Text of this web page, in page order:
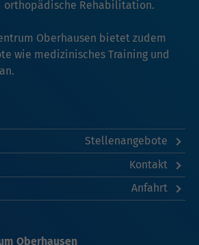
orthopädische Rehabilitation.
Oberhausen bietet zudem
wie medizinisches Training und
Stellenangebote
Kontakt
Anfahrt
Oberhausen